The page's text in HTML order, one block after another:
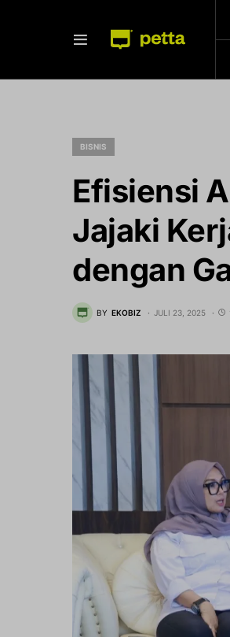
BISNIS
Efisiensi
Jajaki
dengan
BY EKOBIZ JULI 23, 2025